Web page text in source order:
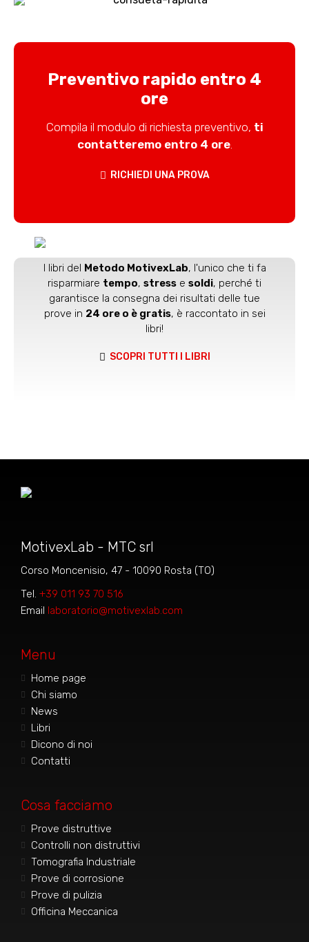
Preventivo rapido entro 4
ore
Compila il modulo di richiesta preventivo, ti
contatteremo entro 4 ore.
RICHIEDI UNA PROVA
I libri del Metodo MotivexLab, l'unico che ti fa
risparmiare tempo, stress e soldi, perché ti
garantisce la consegna dei risultati delle tue
prove in 24 ore o è gratis, è raccontato in sei
libri!
SCOPRI TUTTI I LIBRI
MotivexLab - MTC srl
Corso Moncenisio, 47 - 10090 Rosta (TO)
Tel. +39 011 93 70 516
Email
laboratorio@motivexlab.com
Menu
Home page
Chi siamo
News
Libri
Dicono di noi
Contatti
Cosa facciamo
Prove distruttive
Controlli non distruttivi
Tomografia Industriale
Prove di corrosione
Prove di pulizia
Officina Meccanica